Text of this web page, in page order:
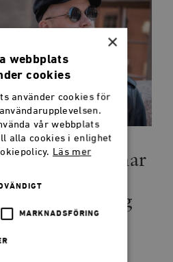
midsommar
studentflak,
på bokförlag
kriget
BLANCHE SANDE
×
webbplats
cookies
använder cookies för
vår webbplats
alla cookies i enlighet
Läs mer
MARKNADSFÖRING